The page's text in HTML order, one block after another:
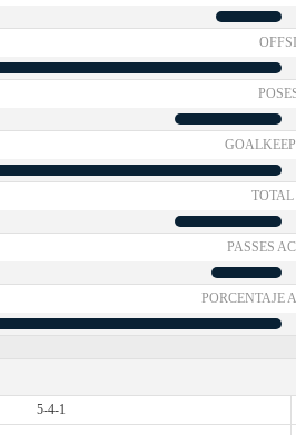
TOTAL
PASSES
PORCENTAJE
5-4-1